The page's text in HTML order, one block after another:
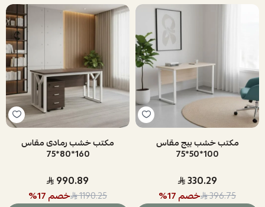
مكتب خشب بيج مقاس
100*50*75
330.29
396.75 خصم17
%
مكتب خشب رمادى مقاس
160*80*75
990.89
1190.25 خصم17
%